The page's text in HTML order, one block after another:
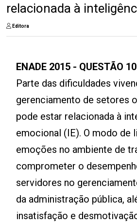
relacionada à
Editora
ENADE 2015 - QUESTÃO 10
Parte das dificuldades
gerenciamento de setores
pode estar relacionada à
emocional (IE). O modo de
emoções no ambiente de
comprometer o
servidores no
da administração pública,
insatisfação e